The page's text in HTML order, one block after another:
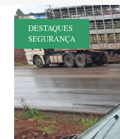
DESTAQUES
SEGURANÇA